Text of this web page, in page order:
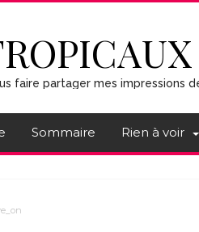
faire partager mes impressions
Sommaire Rien à voir